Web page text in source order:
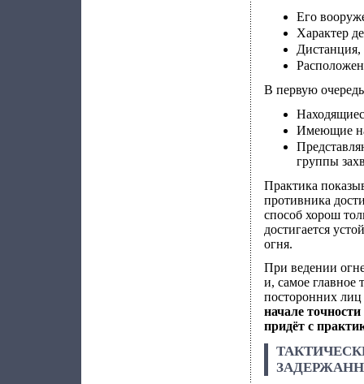
Его
Характер
Дистанция,
В первую
Имеющие
группы
Практика
противника
способ хорош
достигается
огня.
При ведении
и, самое главное
посторонних
начале
придёт с